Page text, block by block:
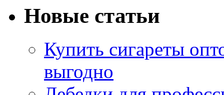
Новые статьи
Купить сигареты
выгодно